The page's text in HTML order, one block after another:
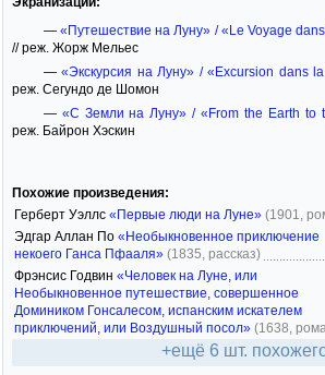
— «Путешествие на Луну» / «Le Voyage
// реж. Жорж Мельес
—«Экскурсия на Луну» / «Excursion dans
реж. Сегундо де Шомон
— «С Земли на Луну» / «From the Earth to
реж. Байрон Хэскин
Похожие произведения:
Герберт Уэллс «Первые люди на Луне» (1901,
Эдгар Аллан По «Необыкновенное приключение
некоего Ганса Пфааля» (1835, рассказ)
Фрэнсис Годвин «Человек на Луне, или
Необыкновенное путешествие, совершенное
Домиником Гонсалесом, испанским искателем
приключений, или Воздушный посол» (1638,
+ещё 6 шт.